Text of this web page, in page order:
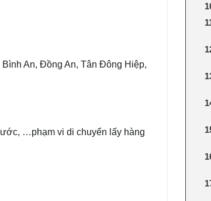
An, Đồng An, Tân Đông Hiệp,
…phạm vi di chuyển lấy hàng